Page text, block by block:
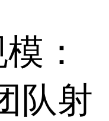
：
队射